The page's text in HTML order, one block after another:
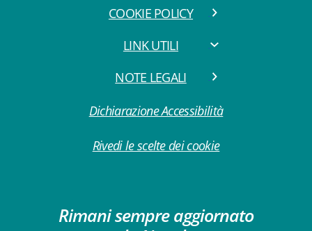
COOKIE POLICY
LINK UTILI
NOTE LEGALI
Dichiarazione Accessibilità
Rivedi le scelte dei cookie
Rimani sempre aggiornato